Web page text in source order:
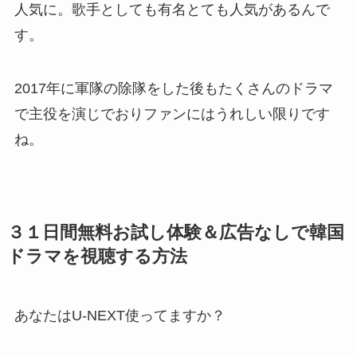
人気に。歌手としても有名とても人気があるんで
す。
2017年に軍隊の除隊をした後もたくさんのドラマ
で主役を演じでおりファンにはうれしい限りです
ね。
３１日間無料お試し体験＆広告なしで韓国
ドラマを視聴する方法
あなたはU-NEXT使ってますか？